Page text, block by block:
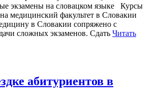
экзамены на словацком языке Курсы
медицинский факультет в Словакии
в Словакии сопряжено с
сложных экзаменов. Сдать Читать
абитуриентов в